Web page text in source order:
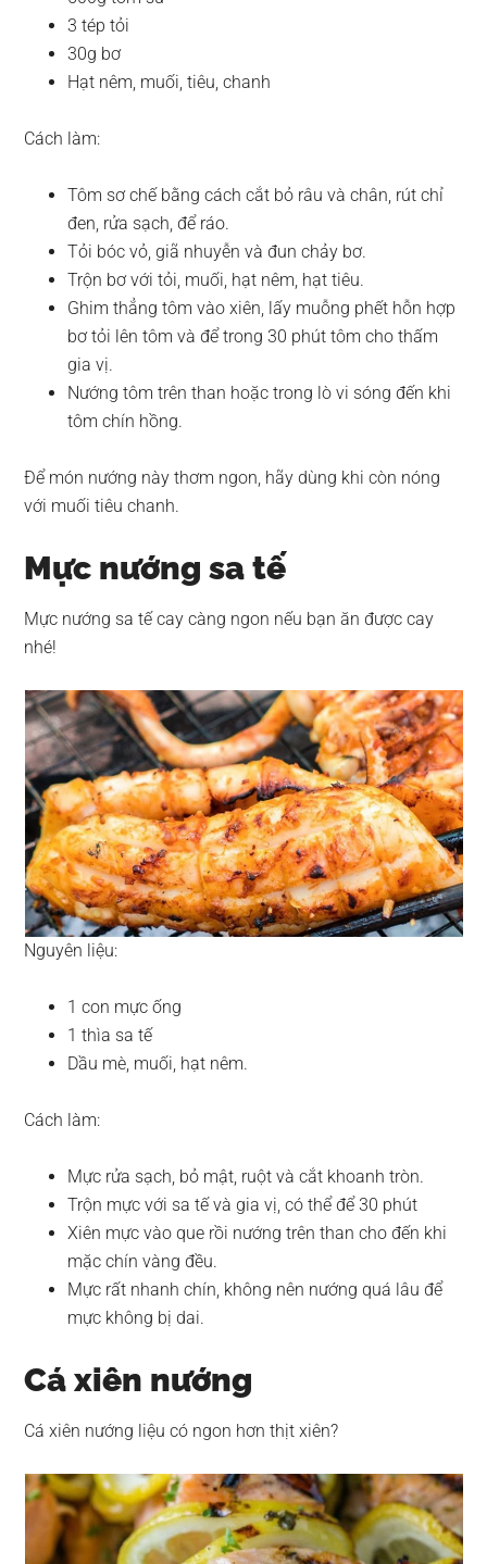
3 tép tỏi
30g bơ
Hạt nêm, muối, tiêu, chanh
Cách làm:
Tôm sơ chế bằng cách cắt bỏ râu và chân, rút chỉ
đen, rửa sạch, để ráo.
Tỏi bóc vỏ, giã nhuyễn và đun chảy bơ.
Trộn bơ với tỏi, muối, hạt nêm, hạt tiêu.
Ghim thẳng tôm vào xiên, lấy muỗng phết hỗn hợp
bơ tỏi lên tôm và để trong 30 phút tôm cho thấm
gia vị.
Nướng tôm trên than hoặc trong lò vi sóng đến khi
tôm chín hồng.
Để món nướng này thơm ngon, hãy dùng khi còn nóng
với muối tiêu chanh.
Mực nướng sa tế
Mực nướng sa tế cay càng ngon nếu bạn ăn được cay
nhé!
Nguyên liệu:
1 con mực ống
1 thìa sa tế
Dầu mè, muối, hạt nêm.
Cách làm:
Mực rửa sạch, bỏ mật, ruột và cắt khoanh tròn.
Trộn mực với sa tế và gia vị, có thể để 30 phút
Xiên mực vào que rồi nướng trên than cho đến khi
mặc chín vàng đều.
Mực rất nhanh chín, không nên nướng quá lâu để
mực không bị dai.
Cá xiên nướng
Cá xiên nướng liệu có ngon hơn thịt xiên?